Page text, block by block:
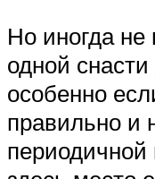
Но иногда
одной
особенно
правильно и
периодичной